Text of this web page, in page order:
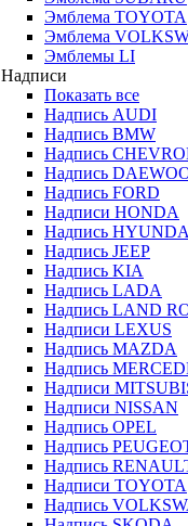
Эмблема TOYOTA
Эмблема
Эмблемы LI
Надписи
Показать все
Надпись AUDI
Надпись BMW
Надпись
Надпись
Надпись FORD
Надписи HONDA
Надпись
Надпись JEEP
Надпись KIA
Надпись LADA
Надпись LAND
Надписи LEXUS
Надпись MAZDA
Надпись
Надписи
Надписи NISSAN
Надпись OPEL
Надпись
Надпись
Надписи TOYOTA
Надпись